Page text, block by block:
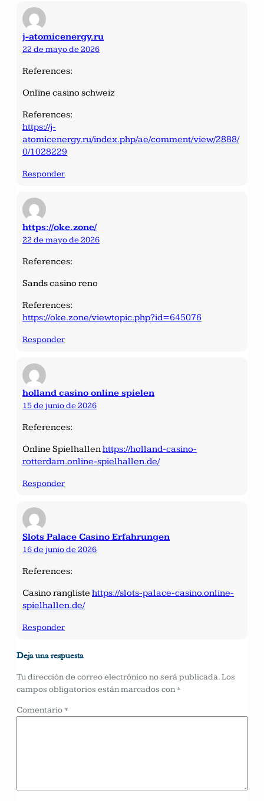
j-atomicenergy.ru
22 de mayo de 2026
References:
Online casino schweiz
References:
https://j-
atomicenergy.ru/index.php/ae/comment/view/2888/
0/1028229
Responder
https://oke.zone/
22 de mayo de 2026
References:
Sands casino reno
References:
https://oke.zone/viewtopic.php?id=645076
Responder
holland casino online spielen
15 de junio de 2026
References:
Online Spielhallenhttps://holland-casino-
rotterdam.online-spielhallen.de/
Responder
Slots Palace Casino Erfahrungen
16 de junio de 2026
References:
Casino rangliste https://slots-palace-casino.online-
spielhallen.de/
Responder
Deja una respuesta
Tu dirección de correo electrónico no será publicada.Los
campos obligatorios están marcados con *
Comentario *